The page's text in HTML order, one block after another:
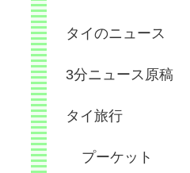
タイのニュース
3分ニュース原稿
タイ旅行
プーケット